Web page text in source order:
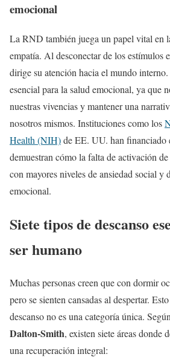
emocional
La RND también juega un papel vital en
empatía. Al desconectar de los estímulos
dirige su atención hacia el mundo interno.
esencial para la salud emocional, ya que
nuestras vivencias y mantener una
nosotros mismos. Instituciones como los
Health (NIH)de EE. UU. han financiado
demuestran cómo la falta de activación
con mayores niveles de ansiedad social y
emocional.
Siete tipos de descanso
ser humano
Muchas personas creen que con dormir
pero se sienten cansadas al despertar.
descanso no es una categoría única.
Dalton-Smith, existen siete áreas donde
una recuperación integral: